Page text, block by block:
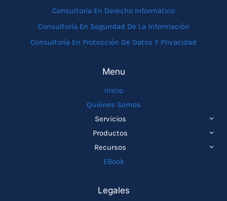
Consultoría En Derecho Informático
Consultoría En Seguridad De La Información
Consultoría En Protección De Datos Y Privacidad
Menu
Inicio
Quiénes Somos
Servicios
HIJO
Productos
HIJO
Recursos
EBook
Legales